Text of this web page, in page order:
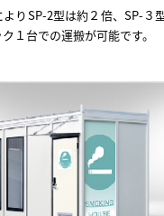
りSP-2型は約２倍、SP-３
１台での運搬が可能です。